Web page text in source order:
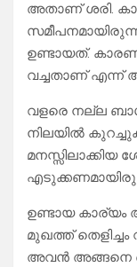
അതാണ്‌ ശരി.
ഉണ്ടായത്.
വച്ചതാണ് എന്ന്
വളരെ നല്ല
നിലയില്‍
മനസ്സിലാക്കിയ
ഉണ്ടായ
മുഖത്ത്
അവൻ അങ്ങനെ